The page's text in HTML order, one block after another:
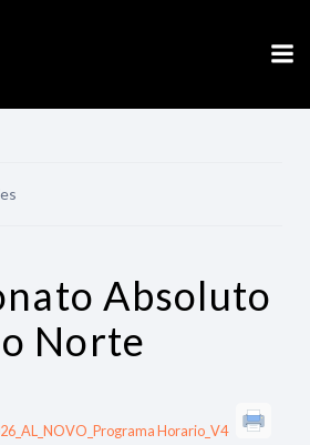
Absoluto
Norte
Horario_V4